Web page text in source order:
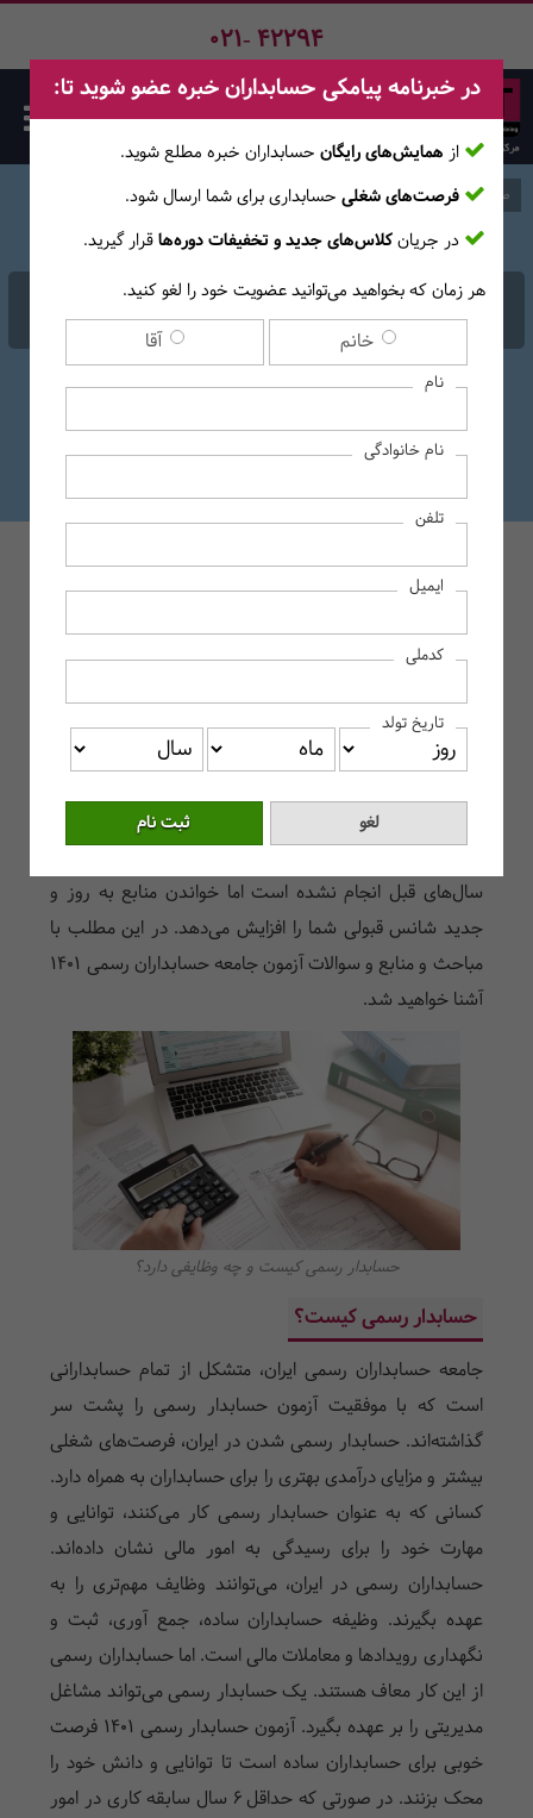
021- 42294
مباحث آزمون حسابدار رسمی
صفحه اصلی وبلاگ
مباحث آزمون حسابدار رسمی
کتابهای آمادگی آزمون حسابدار رسمی
دوره آمادگی پیش از آزمون حسابدار رسمی موسسه پکت
مباحث و منابع آزمون را برای قبولی در آزمون حسابدار رسمی
سال‌های قبل انجام نشده است اما خواندن منابع به روز و
جدید شانس قبولی شما را افزایش می‌دهد. در این مطلب با
مباحث و منابع و سوالات آزمون جامعه حسابداران رسمی 1401
آشنا خواهید شد.
حسابدار رسمی کیست و چه وظایفی دارد؟
حسابدار رسمی کیست؟
جامعه حسابداران رسمی ایران، متشکل از تمام حسابدارانی
است که با موفقیت آزمون حسابدار رسمی را پشت سر
گذاشته‌اند. حسابدار رسمی شدن در ایران، فرصت‌های شغلی
بیشتر و مزایای درآمدی بهتری را برای حسابداران به همراه دارد.
کسانی که به عنوان حسابدار رسمی کار می‌کنند، توانایی و
مهارت خود را برای رسیدگی به امور مالی نشان داده‌اند.
حسابداران رسمی در ایران، می‌توانند وظایف مهم‌تری را به
عهده بگیرند. وظیفه حسابداران ساده، جمع آوری، ثبت و
نگهداری رویدادها و معاملات مالی است. اما حسابداران رسمی
از این کار معاف هستند. یک حسابدار رسمی می‌تواند مشاغل
مدیریتی را بر عهده بگیرد. آزمون حسابدار رسمی 1401 فرصت
خوبی برای حسابداران ساده است تا توانایی و دانش خود را
محک بزنند. در صورتی که حداقل ۶ سال سابقه کاری در امور
در خبرنامه پیامکی حسابداران خبره عضو شوید تا:
از همایش‌های رایگان حسابداران خبره مطلع ‎شوید.
فرصت‌های شغلی حسابداری برای شما ارسال شود.
در جریانکلاس‌های جدید و تخفیفات دوره‌هاقرار گیرید.
هر زمان که بخواهید می‌توانید عضویت خود را لغو کنید.
خانم آقا
نام
نام خانوادگی
تلفن
ایمیل
کدملی
تاریخ تولد